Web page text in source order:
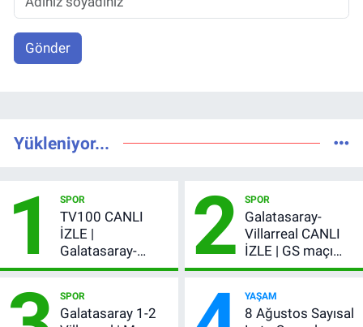
Gönder
Yükleniyor...
1 SPOR
TV100 CANLI
İZLE |
Galatasaray-
Villarreal maçı
şifresiz canlı yayın
2 SPOR
Galatasaray-
Villarreal CANLI
İZLE | GS maçı
hangi kanalda,
SPOR
Galatasaray 1-2
YAŞAM
8 Ağustos Sayısal